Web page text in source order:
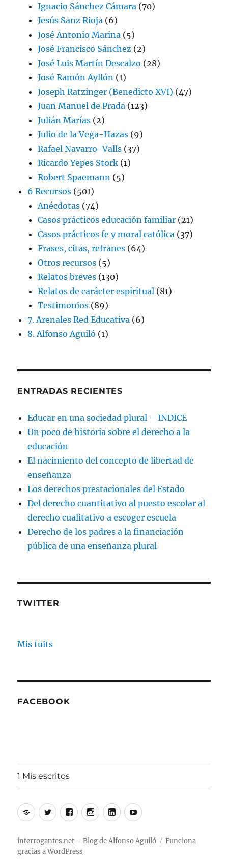
Ignacio Sánchez Cámara (70)
Jesús Sanz Rioja (6)
José Antonio Marina (5)
José Francisco Sánchez (2)
José Luis Martín Descalzo (28)
José Ramón Ayllón (1)
Joseph Ratzinger (Benedicto XVI) (47)
Juan Manuel de Prada (123)
Julián Marías (2)
Julio de la Vega-Hazas (9)
Rafael Navarro-Valls (37)
Ricardo Yepes Stork (1)
Robert Spaemann (5)
6 Recursos (501)
Anécdotas (74)
Casos prácticos educación familiar (21)
Casos prácticos fe y moral católica (37)
Frases, citas, refranes (64)
Otros recursos (5)
Relatos breves (130)
Relatos de carácter espiritual (81)
Testimonios (89)
7. Arenales Red Educativa (6)
8. Alfonso Aguiló (1)
ENTRADAS RECIENTES
Educar en una sociedad plural – INDICE
Un poco de historia sobre el derecho a la
educación
El nacimiento del concepto de libertad de
enseñanza
Los derechos prestacionales del Estado
Del derecho cuantitativo al puesto escolar al
derecho cualitativo a escoger escuela
Derecho de los padres a la financiación
pública de una enseñanza plural
TWITTER
Mis tuits
FACEBOOK
1 Mis escritos
Alfonso
Aguiló
TwitterFacebookInstagram
LinkedinYoutube
interrogantes.net – Blog de Alfonso Aguiló
Funciona
gracias a WordPress